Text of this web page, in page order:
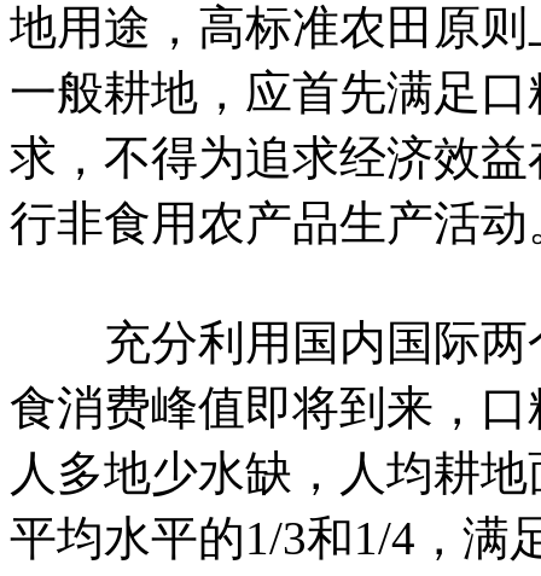
地用途，高标准农田原
一般耕地，应首先满足
求，不得为追求经济效
行非食用农产品生产活动
充分利用国内国际两
食消费峰值即将到来，
人多地少水缺，人均耕
平均水平的1/3和1/4，满